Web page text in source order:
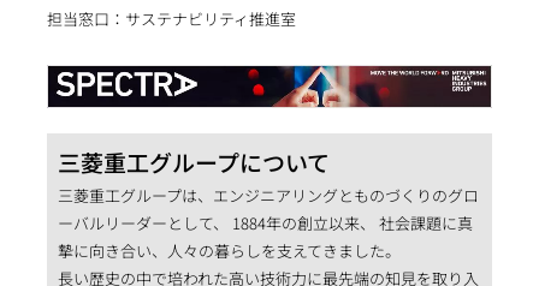
担当窓口：サステナビリティ推進室
三菱重工グループについて
三菱重工グループは、エンジニアリングとものづくりのグロ
ーバルリーダーとして、 1884年の創立以来、 社会課題に真
摯に向き合い、人々の暮らしを支えてきました。
長い歴史の中で培われた高い技術力に最先端の知見を取り入